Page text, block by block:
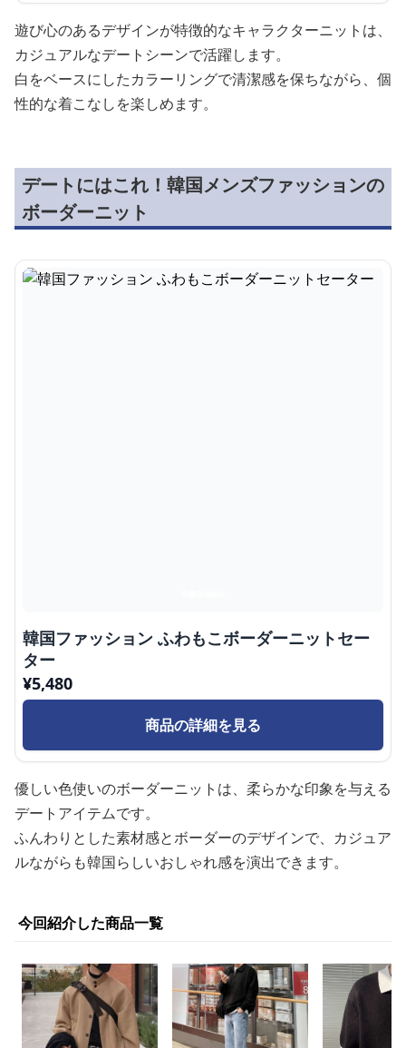
遊び心のあるデザインが特徴的なキャラクターニットは、
カジュアルなデートシーンで活躍します。
白をベースにしたカラーリングで清潔感を保ちながら、個
性的な着こなしを楽しめます。
デートにはこれ！韓国メンズファッションの
ボーダーニット
韓国ファッション ふわもこボーダーニットセー
ター
¥5,480
商品の詳細を見る
優しい色使いのボーダーニットは、柔らかな印象を与える
デートアイテムです。
ふんわりとした素材感とボーダーのデザインで、カジュア
ルながらも韓国らしいおしゃれ感を演出できます。
今回紹介した商品一覧